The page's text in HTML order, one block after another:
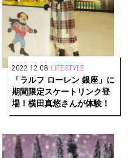
2022.12.08 LIFESTYLE
「ラルフ ローレン 銀座」に
期間限定スケートリンク登
場！横田真悠さんが体験！